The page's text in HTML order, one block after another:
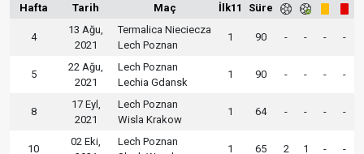
Hafta Tarih Maç İlk11 Süre
4
13 Ağu,
2021
Termalica Nieciecza
Lech Poznan
1 90 - - - -
5
22 Ağu,
2021
Lech Poznan
Lechia Gdansk
1 90 - - - -
8
17 Eyl,
2021
Lech Poznan
Wisla Krakow
1 64 - - - -
10
02 Eki,
Lech Poznan
1 65 2 1 - -